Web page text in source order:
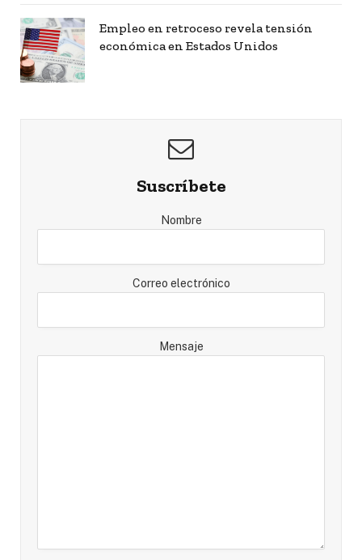
Empleo en retroceso revela tensión
económica en Estados Unidos
Suscríbete
Nombre
Correo electrónico
Mensaje